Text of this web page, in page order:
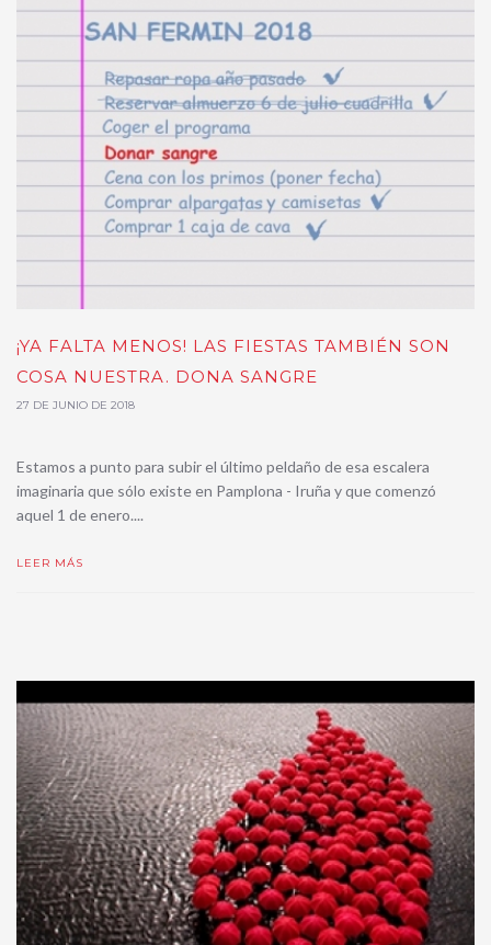
¡YA FALTA MENOS! LAS FIESTAS TAMBIÉN SON
COSA NUESTRA. DONA SANGRE
27 DE JUNIO DE 2018
Estamos a punto para subir el último peldaño de esa escalera
imaginaria que sólo existe en Pamplona - Iruña y que comenzó
aquel 1 de enero....
LEER MÁS